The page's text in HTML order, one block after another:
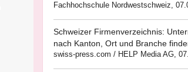
Fachhochschule Nordwestschweiz,
Schweizer Firmenverzeichnis:
nach Kanton, Ort und Branche
swiss-press.com / HELP Media AG,